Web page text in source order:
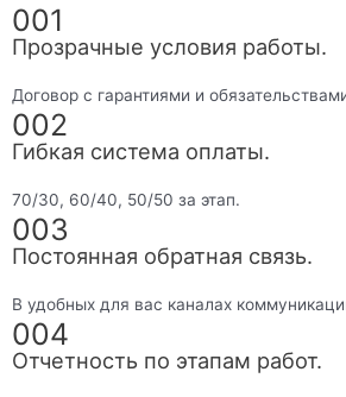
001
Прозрачные условия работы.
Договор с гарантиями и
002
Гибкая система оплаты.
70/30, 60/40, 50/50 за этап.
003
Постоянная обратная связь.
В удобных для вас каналах
004
Отчетность по этапам работ.